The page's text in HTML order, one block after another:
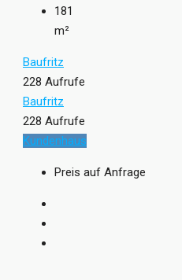
181
m²
Baufritz
228 Aufrufe
Baufritz
228 Aufrufe
Kundenhaus
Preis auf Anfrage